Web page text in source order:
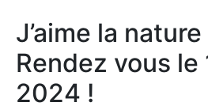
J’aime la
Rendez vous le
2024 !